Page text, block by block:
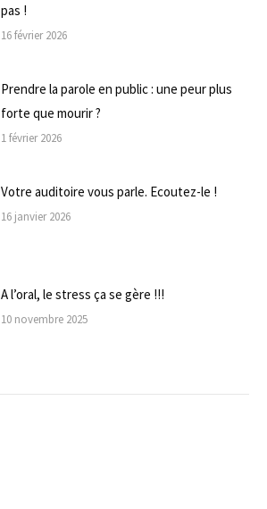
pas !
16 février 2026
Prendre la parole en public : une peur plus
forte que mourir ?
1 février 2026
Votre auditoire vous parle. Ecoutez-le !
16 janvier 2026
A l’oral, le stress ça se gère !!!
10 novembre 2025